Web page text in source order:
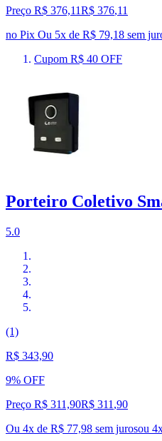
Preço R$ 376,11R$ 376,11
no Pix Ou 5x de R$ 79,18 sem
Cupom R$ 40 OFF
Porteiro Coletivo
5.0
(1)
R$ 343,90
9% OFF
Preço R$ 311,90R$ 311 ,90
Ou 4x de R$ 77,98 sem jurosou 4